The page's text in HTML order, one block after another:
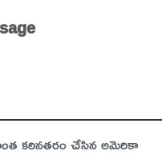
కఠినతరం చేసిన అమెరికా